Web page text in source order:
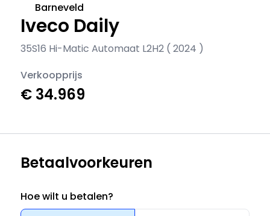
Iveco Daily
35S16 Hi-Matic Automaat L2H2 ( 2024 )
Barneveld
Verkoopprijs
€ 34.969
Betaalvoorkeuren
Hoe wilt u betalen?